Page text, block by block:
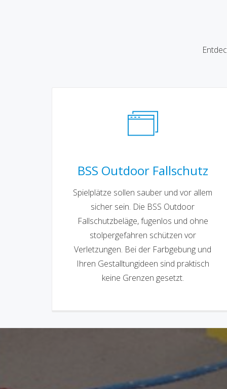
BSS Outdoor Fallschutz
Spielplätze sollen sauber und vor allem
sicher sein. Die BSS Outdoor
Fallschutzbeläge, fugenlos und ohne
stolpergefahren schützen vor
Verletzungen. Bei der Farbgebung und
Ihren Gestalltungideen sind praktisch
keine Grenzen gesetzt.